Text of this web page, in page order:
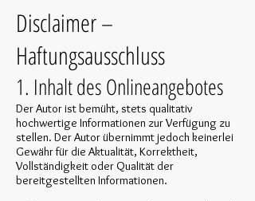
Disclaimer –
Haftungsausschluss
1. Inhalt des Onlineangebotes
Der Autor ist bemüht, stets qualitativ
hochwertige Informationen zur Verfügung zu
stellen. Der Autor übernimmt jedoch keinerlei
Gewähr für die Aktualität, Korrektheit,
Vollständigkeit oder Qualität der
bereitgestellten Informationen.